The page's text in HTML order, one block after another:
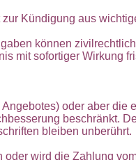
Kündigung aus
können
mit sofortiger Wirkung
oder aber die
beschränkt.
bleiben unberührt.
wird die Zahlung